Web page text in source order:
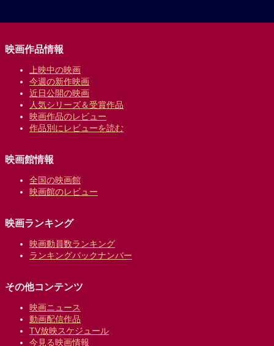
映画作品情報
上映中の映画
今週の新作映画
近日公開の映画
人気シリーズ＆受賞作品
映画作品のレビュー
作品別にレビューを読む
映画館情報
全国の映画館
映画館のレビュー
映画ランキング
映画動員数ランキング
ランキングバックナンバー
その他コンテンツ
映画ニュース
動画配信作品
TV放映スケジュール
今見る映画情報